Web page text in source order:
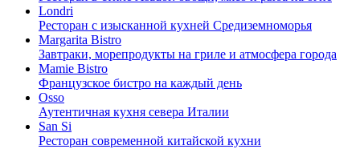
Londri
Ресторан с изысканной кухней Средиземноморья
Margarita Bistro
Завтраки, морепродукты на гриле и атмосфера города
Mamie Bistro
Французское бистро на каждый день
Osso
Аутентичная кухня севера Италии
San Si
Ресторан современной китайской кухни